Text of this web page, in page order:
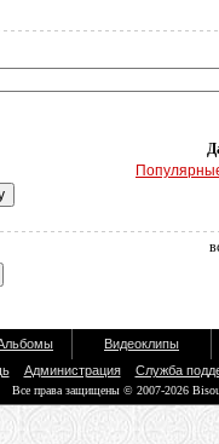
Видеоклипы
Администрация Служба
Все права защищены © 2007-2026